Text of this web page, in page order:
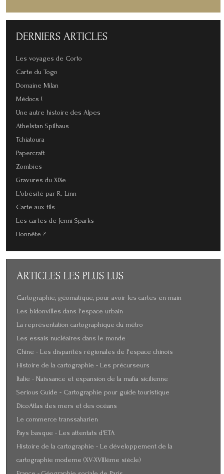
DERNIERS ARTICLES
Les voyages de Corto
Carte du Togo
Domaine Milan
Médocs !
Une autre histoire des Alpes
Athelstan Spilhaus
Tchiatoura
Papercraft
Zombies
Gravures du XIXe
L'obésité par R. Linn
Carte aux fils
Les cartes de Jenni Sparks
Honnête ?
ARTICLES LES PLUS LUS
Cartographie, géomatique, pour avoir les cartes en main
Les bidonvilles dans l'espace urbain
La représentation cartographique du métro
Les essais nucléaires dans le monde
Chine - Les disparités régionales de l'espace chinois
Histoire de la cartographie - Les précurseurs
Italie - Naissance et expansion de la mafia sicilienne
Serious Guide - Cartographie pour guide touristique
DicoAtlas des mers et des océans
Le commerce transsaharien
Pays basque - Les attentats d'ETA
Histoire de la cartographie - Le développement de la
cartographie moderne (XV-XVIIIème siècle)